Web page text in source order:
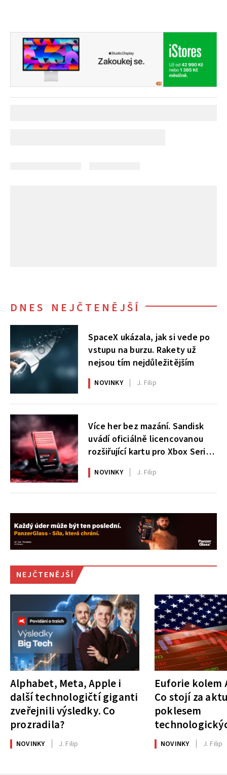
DNES NEJČTENĚJŠÍ
SpaceX ukázala, jak si vede po
vstupu na burzu. Rakety už
nejsou tím nejdůležitějším
NOVINKY J. Filip
Více her bez mazání. Sandisk
uvádí oficiálně licencovanou
rozšiřující kartu pro Xbox Series
X|S
NOVINKY J. Filip
NEJČTENĚJŠÍ
Alphabet, Meta, Apple i
další technologičtí giganti
zveřejnili výsledky. Co
prozradila?
NOVINKY J. Filip
Euforie kolem
Co stojí za
poklesem
NOVINKY J. Filip